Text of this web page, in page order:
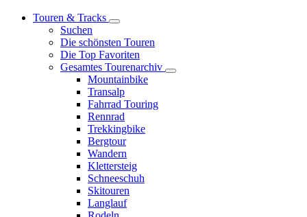
Touren & Tracks
Suchen
Die schönsten Touren
Die Top Favoriten
Gesamtes Tourenarchiv
Mountainbike
Transalp
Fahrrad Touring
Rennrad
Trekkingbike
Bergtour
Wandern
Klettersteig
Schneeschuh
Skitouren
Langlauf